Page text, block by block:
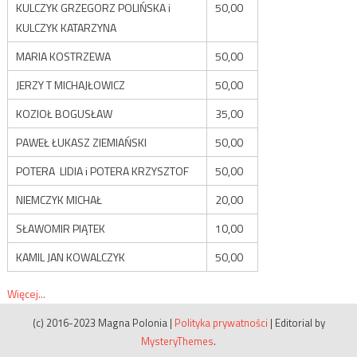
KULCZYK GRZEGORZ POLIŃSKA i
KULCZYK KATARZYNA
50,00
MARIA KOSTRZEWA
50,00
JERZY T MICHAJŁOWICZ
50,00
KOZIOŁ BOGUSŁAW
35,00
PAWEŁ ŁUKASZ ZIEMIAŃSKI
50,00
POTERA LIDIA i POTERA KRZYSZTOF
50,00
NIEMCZYK MICHAŁ
20,00
SŁAWOMIR PIĄTEK
10,00
KAMIL JAN KOWALCZYK
50,00
Więcej...
(c) 2016-2023 Magna Polonia | Polityka prywatności | Editorial by
MysteryThemes.